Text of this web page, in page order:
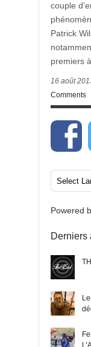
couple
Patrick
premiers
16 août
Comments
Powered
Derniers